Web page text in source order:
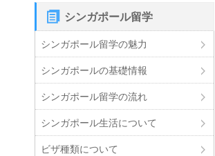
シンガポール留学
シンガポール留学の魅力
シンガポールの基礎情報
シンガポール留学の流れ
シンガポール生活について
ビザ種類について